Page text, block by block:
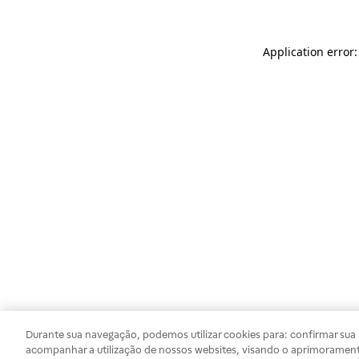
Application
Durante sua navegação, podemos utilizar cookies para: confirmar
acompanhar a utilização de nossos websites, visando o